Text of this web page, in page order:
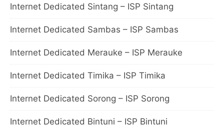
Internet Dedicated Sintang – ISP Sintang
Internet Dedicated Sambas – ISP Sambas
Internet Dedicated Merauke – ISP Merauke
Internet Dedicated Timika – ISP Timika
Internet Dedicated Sorong – ISP Sorong
Internet Dedicated Bintuni – ISP Bintuni